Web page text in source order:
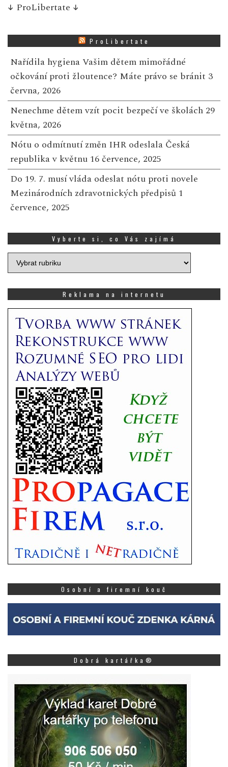
↓ ProLibertate ↓
ProLibertate
Nařídila hygiena Vašim dětem mimořádné
očkování proti žloutence? Máte právo se bránit 3
června, 2026
Nenechme dětem vzít pocit bezpečí ve školách 29
května, 2026
Nótu o odmítnutí změn IHR odeslala Česká
republika v květnu 16 července, 2025
Do 19. 7. musí vláda odeslat nótu proti novele
Mezinárodních zdravotnických předpisů 1
července, 2025
Vyberte si, co Vás zajímá
Vyberte
si,
zajímá
Reklama na internetu
Osobní a firemní kouč
Dobrá kartářka®